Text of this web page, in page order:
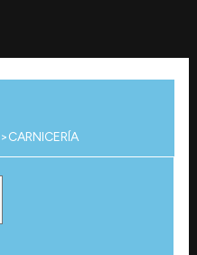
>CARNICERÍA